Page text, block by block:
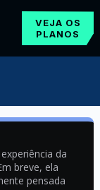
VEJA OS
PLANOS
da
breve, ela
pensada